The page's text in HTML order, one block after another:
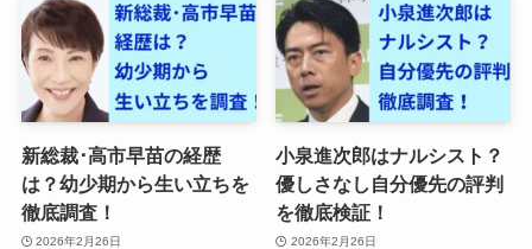
新総裁･高市早苗の経歴
は？幼少期から生い立ちを
徹底調査！
2026年2月26日
小泉進次郎はナルシスト？
優しさなし自分優先の評判
を徹底検証！
2026年2月26日